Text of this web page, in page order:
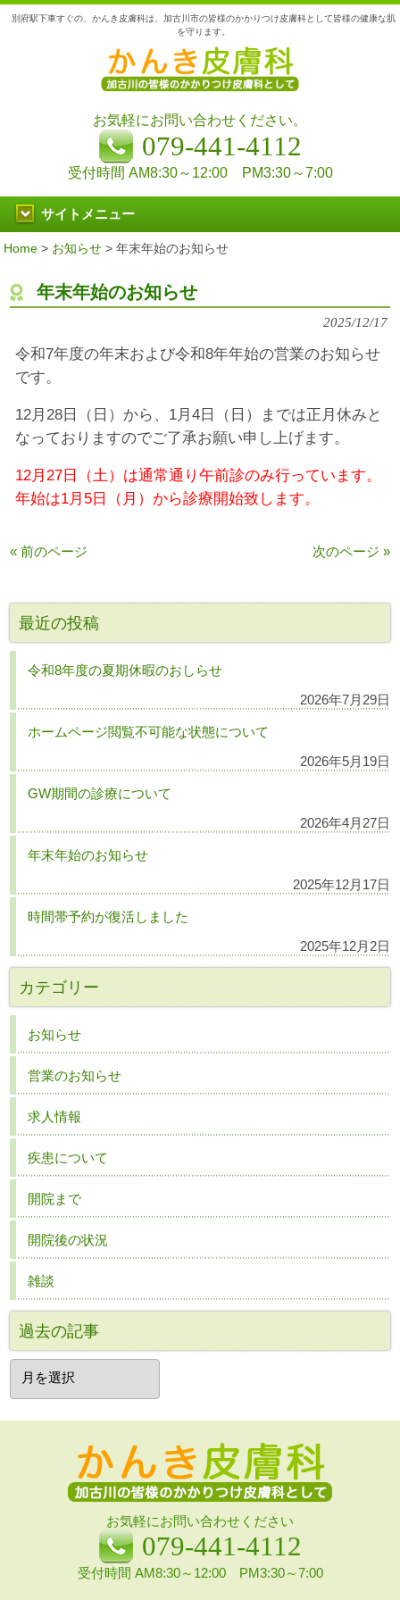
別府駅下車すぐの、かんき皮膚科は、加古川市の皆様のかかりつけ皮膚科として皆様の健康な肌
を守ります。
お気軽にお問い合わせください。
079-441-4112
受付時間 AM8:30～12:00 PM3:30～7:00
サイトメニュー
Home > お知らせ > 年末年始のお知らせ
年末年始のお知らせ
2025/12/17
令和7年度の年末および令和8年年始の営業のお知らせ
です。
12月28日（日）から、1月4日（日）までは正月休みと
なっておりますのでご了承お願い申し上げます。
12月27日（土）は通常通り午前診のみ行っています。
年始は1月5日（月）から診療開始致します。
« 前のページ 次のページ »
最近の投稿
令和8年度の夏期休暇のおしらせ
2026年7月29日
ホームページ閲覧不可能な状態について
2026年5月19日
GW期間の診療について
2026年4月27日
年末年始のお知らせ
2025年12月17日
時間帯予約が復活しました
2025年12月2日
カテゴリー
お知らせ
営業のお知らせ
求人情報
疾患について
開院まで
開院後の状況
雑談
過去の記事
去
お気軽にお問い合わせください
079-441-4112
受付時間 AM8:30～12:00 PM3:30～7:00